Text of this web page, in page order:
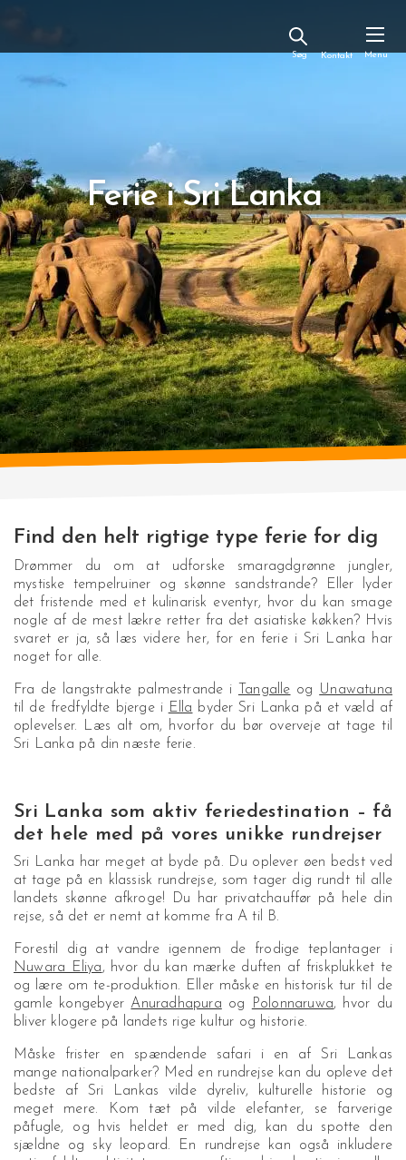
Kontakt
Ferie i Sri Lanka
Find den helt rigtige type ferie for dig
Drømmer du om at udforske smaragdgrønne jungler,
mystiske tempelruiner og skønne sandstrande? Eller lyder
det fristende med et kulinarisk eventyr, hvor du kan smage
nogle af de mest lækre retter fra det asiatiske køkken? Hvis
svaret er ja, så læs videre her, for en ferie i Sri Lanka har
noget for alle.
Fra de langstrakte palmestrande i Tangalle og
Unawatuna
til de fredfyldte bjerge i Ella byder Sri Lanka på et væld af
oplevelser. Læs alt om, hvorfor du bør overveje at tage til
Sri Lanka på din næste ferie.
Sri Lanka som aktiv feriedestination – få
det hele med på vores unikke rundrejser
Sri Lanka har meget at byde på. Du oplever øen bedst ved
at tage på en klassisk rundrejse, som tager dig rundt til alle
landets skønne afkroge! Du har privatchauffør på hele din
rejse, så det er nemt at komme fra A til B.
Forestil dig at vandre igennem de frodige teplantager i
Nuwara Eliya, hvor du kan mærke duften af friskplukket te
og lære om te-produktion. Eller måske en historisk tur til de
gamle kongebyer Anuradhapura og Polonnaruwa, hvor du
bliver klogere på landets rige kultur og historie.
Måske frister en spændende safari i en af Sri Lankas
mange nationalparker? Med en rundrejse kan du opleve det
bedste af Sri Lankas vilde dyreliv, kulturelle historie og
meget mere. Kom tæt på vilde elefanter, se farverige
påfugle, og hvis heldet er med dig, kan du spotte den
sjældne og sky leopard. En rundrejse kan også inkludere